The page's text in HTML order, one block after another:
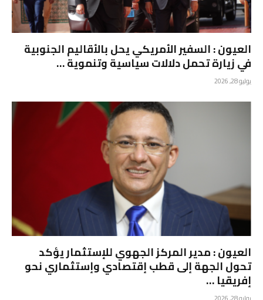
العيون : السفير الأمريكي يحل بالأقاليم الجنوبية
في زيارة تحمل دلالات سياسية وتنموية …
يوليو 28, 2026
العيون : مدير المركز الجهوي للإستثمار يؤكد
تحول الجهة إلى قطب إقتصادي وإستثماري نحو
إفريقيا …